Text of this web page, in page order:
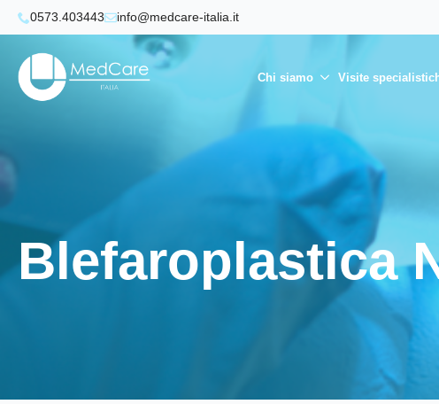
0573.403443 info@medcare-italia.it
Chi siamo Visite
Blefaroplastica